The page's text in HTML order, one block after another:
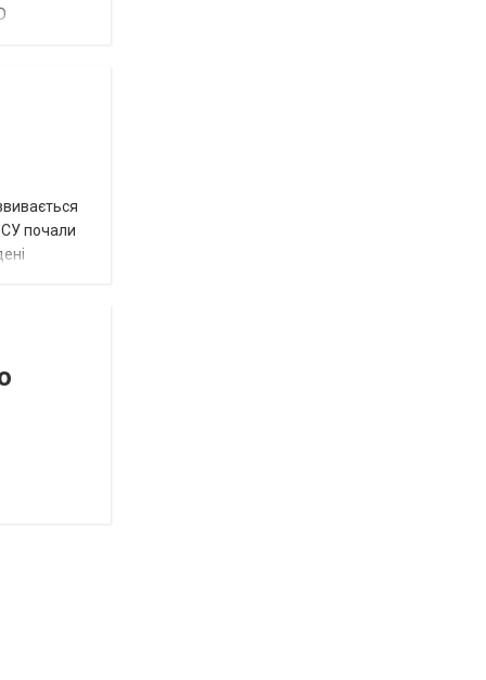
почали